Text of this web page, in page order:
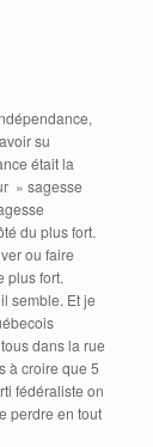
su
était la
» sagesse
du plus fort.
ou faire
plus fort.
semble. Et je
dans la rue
à croire que 5
fédéraliste on
perdre en tout